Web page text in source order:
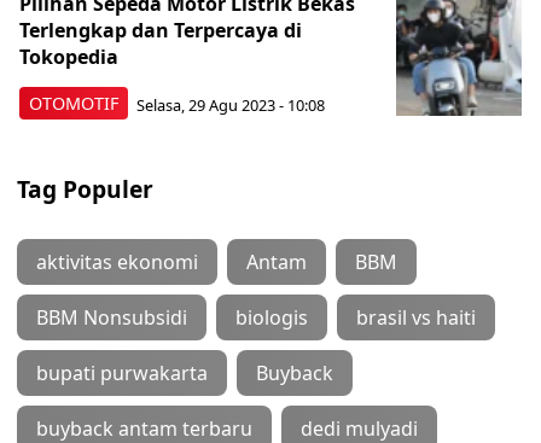
OTOMOTIF
Terlengkap dan Terpercaya di
Tokopedia
Selasa, 29 Agu 2023 - 10:08
Tag Populer
aktivitas ekonomi Antam BBM
BBM Nonsubsidi biologis brasil vs haiti
bupati purwakarta Buyback
buyback antam terbaru dedi mulyadi